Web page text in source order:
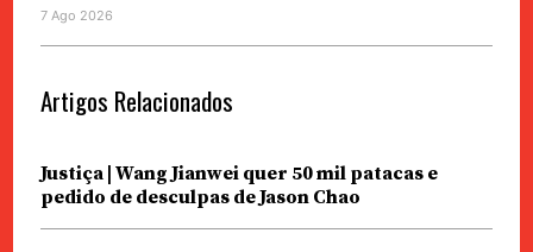
7 Ago 2026
Artigos Relacionados
Justiça | Wang Jianwei quer 50 mil patacas e
pedido de desculpas de Jason Chao